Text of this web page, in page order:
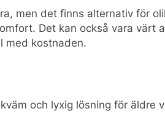
men det finns alternativ för
Det kan också vara värt
med kostnaden.
och lyxig lösning för äldre